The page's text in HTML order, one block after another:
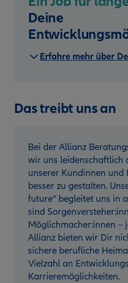
Deine
Erfahre mehr über
Das treibt uns an
Bei der Allianz
wir uns leidenschaftlich
unserer Kundinnen und
besser zu gestalten.
future“ begleitet uns in
sind
Möglichmacher:innen –
Allianz bieten wir Dir
sichere berufliche
Vielzahl an
Karrieremöglichkeiten.